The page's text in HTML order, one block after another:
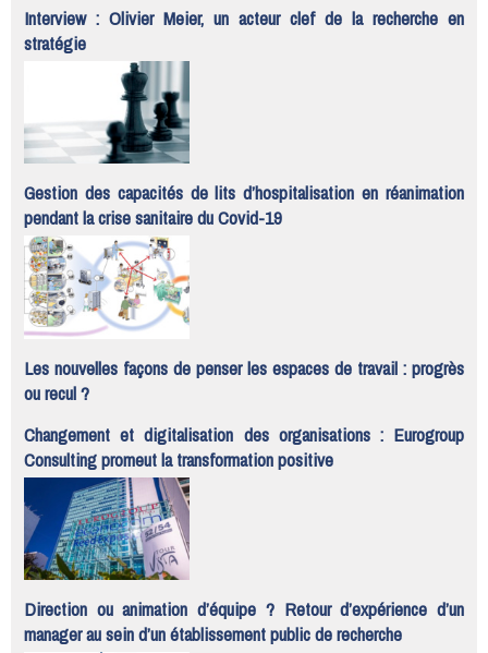
Interview : Olivier Meier, un acteur clef de la recherche en
stratégie
Gestion des capacités de lits d’hospitalisation en réanimation
pendant la crise sanitaire du Covid-19
Les nouvelles façons de penser les espaces de travail : progrès
ou recul ?
Changement et digitalisation des organisations : Eurogroup
Consulting promeut la transformation positive
Direction ou animation d’équipe ? Retour d’expérience d’un
manager au sein d’un établissement public de recherche